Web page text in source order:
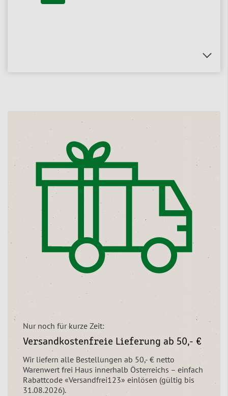
Nur noch für kurze Zeit:
Versandkostenfreie Lieferung ab 50,- €
Wir liefern alle Bestellungen ab 50,- € netto
Warenwert frei Haus innerhalb Österreichs – einfach
Rabattcode «Versandfrei123» einlösen (gültig bis
31.08.2026).